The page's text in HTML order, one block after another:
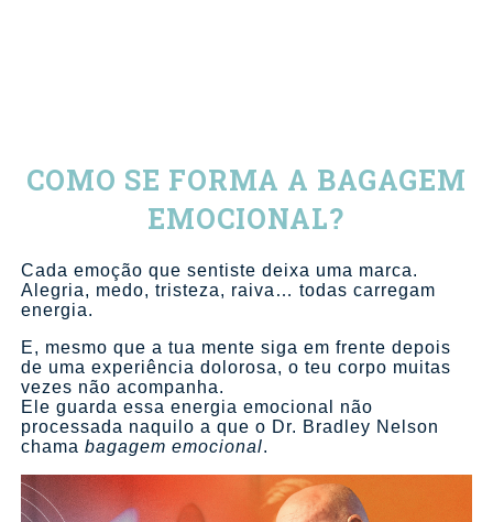
COMO SE FORMA A BAGAGEM
EMOCIONAL?
Cada emoção que sentiste deixa uma marca.
Alegria, medo, tristeza, raiva… todas carregam
energia.
E, mesmo que a tua mente siga em frente depois
de uma experiência dolorosa, o teu corpo muitas
vezes não acompanha.
Ele guarda essa energia emocional não
processada naquilo a que o Dr. Bradley Nelson
chama bagagem emocional.